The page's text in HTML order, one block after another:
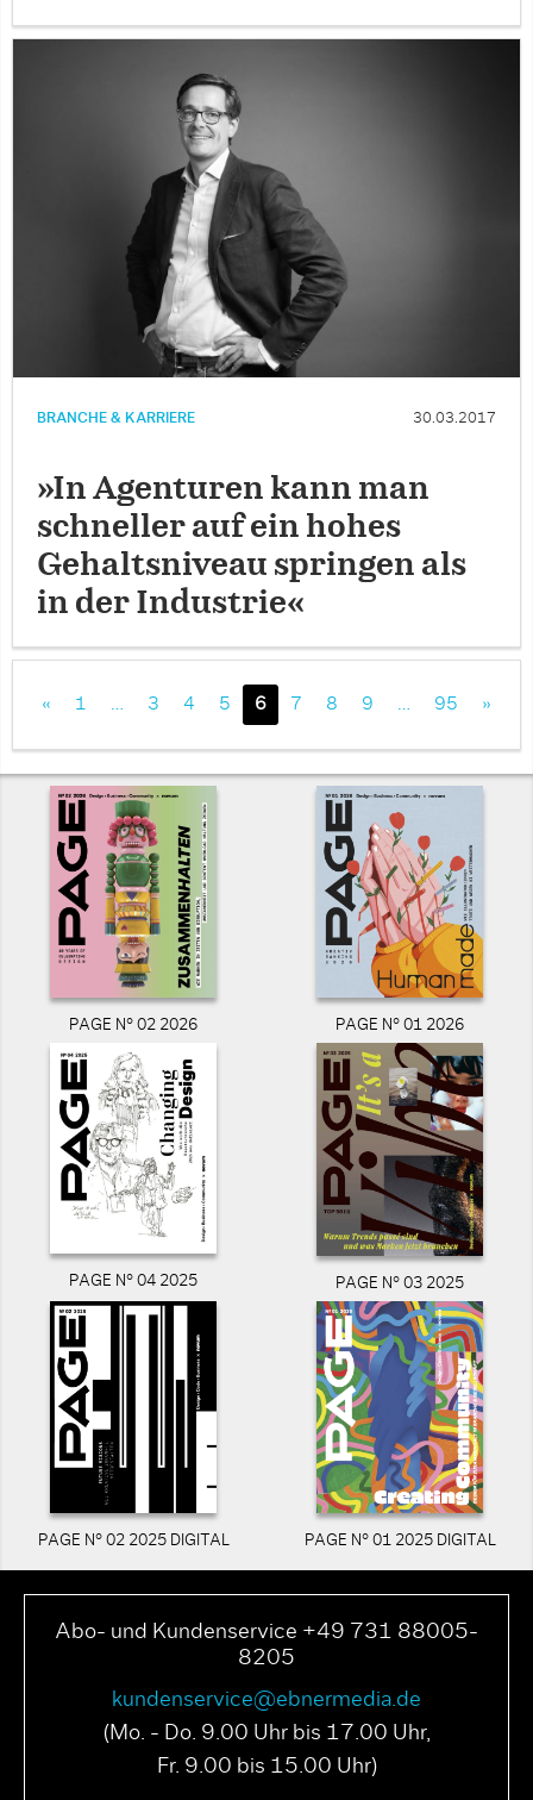
BRANCHE & KARRIERE 30.03.2017
»In Agenturen kann man
schneller auf ein hohes
Gehaltsniveau springen als
in der Industrie«
« 1 3 4 5 6 7 8 9 95 »
PAGE N° 02 2026 PAGE N° 01 2026
PAGE N° 04 2025 PAGE N° 03 2025
PAGE N° 02 2025 DIGITAL PAGE N° 01 2025 DIGITAL
Abo- und Kundenservice +49 731 88005-
8205
kundenservice@ebnermedia.de
(Mo. - Do. 9.00 Uhr bis 17.00 Uhr,
Fr. 9.00 bis 15.00 Uhr)